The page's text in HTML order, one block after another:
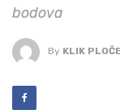
bodova
By KLIK PLOČE